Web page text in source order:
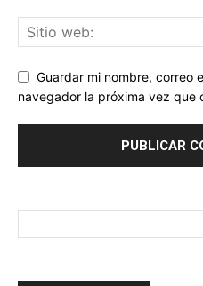
Guardar mi nombre, correo
navegador la próxima vez que